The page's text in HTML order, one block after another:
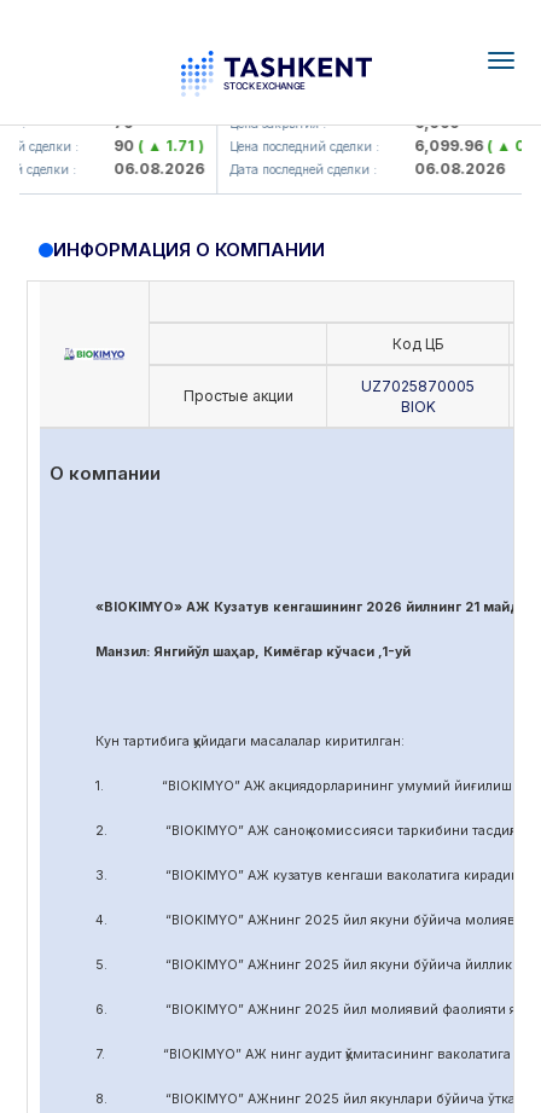
79
: ( ▲ 1.71 )
: 06.08.2026
UZMK (<O'zmetkombinat> AJ)
Цена закрытия : 6,099
Цена последний сделки : 6,099.96( ▲ 0.08 )
Дата последней сделки : 06.08.2026
ИНФОРМАЦИЯ О КОМПАНИИ
Код ЦБ
Простые акции
UZ7025870005
BIOK
О компании
«BIOKIMYO» АЖ Кузатув кенгашининг 2026 йилнинг 21
Манзил: Янгийўл шаҳар, Кимёгар кўчаси ,1-уй
Кун тартибига қуйидаги масалалар киритилган:
1. “BIOKIMYO” АЖ акциядорларининг умумий йиғилиши
2. “BIOKIMYO” АЖ саноқ комиссияси таркибини тасдиқлаш.
3. “BIOKIMYO” АЖ кузатув кенгаши ваколатига кирадиган
4. “BIOKIMYO” АЖнинг 2025 йил якуни бўйича молиявий-
5. “BIOKIMYO” АЖнинг 2025 йил якуни бўйича йиллик
6. “BIOKIMYO” АЖнинг 2025 йил молиявий фаолияти якуни
7. “BIOKIMYO” АЖ нинг аудит қўмитасининг ваколатига
8. “BIOKIMYO” АЖнинг 2025 йил якунлари бўйича